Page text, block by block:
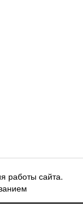
работы сайта.